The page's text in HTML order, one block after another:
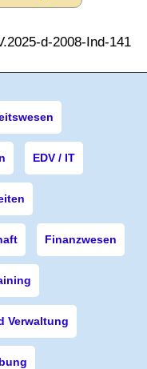
d-2008-Ind-141
EDV / IT
Finanzwesen
Verwaltung